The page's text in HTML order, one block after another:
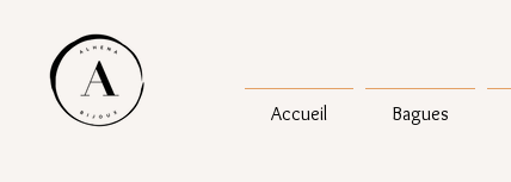
Accueil Bagues